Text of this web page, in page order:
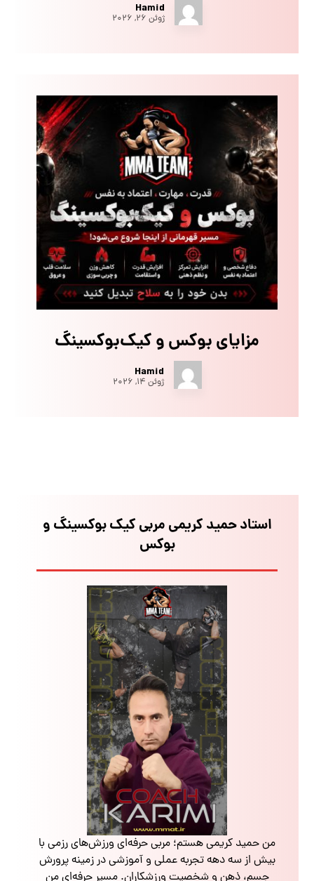
Hamid
ژوئن ۲۶, ۲۰۲۶
مزایای بوکس و کیک‌بوکسینگ
Hamid
ژوئن ۱۴, ۲۰۲۶
استاد حمید کریمی مربی کیک بوکسینگ و
بوکس
من حمید کریمی هستم؛ مربی حرفه‌ای ورزش‌های رزمی با
بیش از سه دهه تجربه عملی و آموزشی در زمینه پرورش
جسم، ذهن و شخصیت ورزشکاران. مسیر حرفه‌ای من